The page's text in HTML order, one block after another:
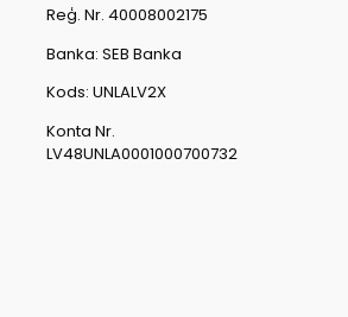
Reģ. Nr. 40008002175
Banka: SEB Banka
Kods: UNLALV2X
Konta Nr.
LV48UNLA0001000700732